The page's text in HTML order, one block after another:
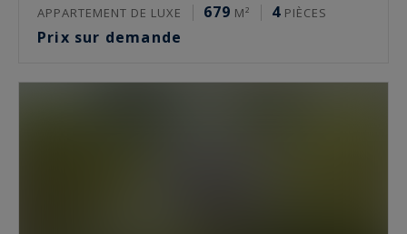
APPARTEMENT DE LUXE 679 M² 4 PIÈCES
Prix sur demande